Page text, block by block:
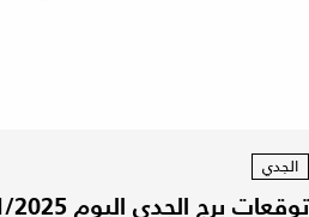
الجدي
توقعات برج الجدي اليوم 13/11/2025